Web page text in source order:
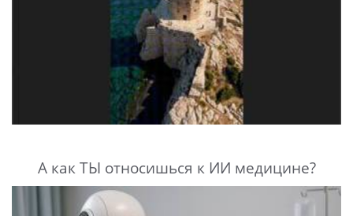
А как ТЫ относишься к ИИ медицине?